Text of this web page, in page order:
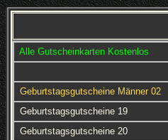
Alle Gutscheinkarten Kostenlos
Geburtstagsgutscheine Männer 02
Geburtstagsgutscheine 19
Geburtstagsgutscheine 20